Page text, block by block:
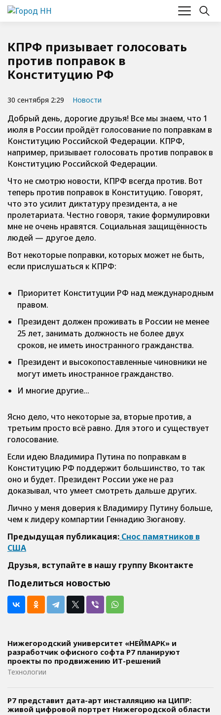
КПРФ призывает голосовать
против поправок в
Конституцию РФ
30 сентября 2:29 Новости
Добрый день, дорогие друзья! Все мы знаем, что 1
июля в России пройдёт голосование по поправкам в
Конституцию Российской Федерации. КПРФ,
например, призывает голосовать против поправок в
Конституцию Российской Федерации.
Что не смотрю новости, КПРФ всегда против. Вот
теперь против поправок в Конституцию. Говорят,
что это усилит диктатуру президента, а не
пролетариата. Честно говоря, такие формулировки
мне не очень нравятся. Социальная защищённость
людей — другое дело.
Вот некоторые поправки, которых может не быть,
если прислушаться к КПРФ:
Приоритет Конституции РФ над международным
правом.
Президент должен проживать в России не менее
25 лет, занимать должность не более двух
сроков, не иметь иностранного гражданства.
Президент и высокопоставленные чиновники не
могут иметь иностранное гражданство.
И многие другие…
Ясно дело, что некоторые за, вторые против, а
третьим просто всё равно. Для этого и существует
голосование.
Если идею Владимира Путина по поправкам в
Конституцию РФ поддержит большинство, то так
оно и будет. Президент России уже не раз
доказывал, что умеет смотреть дальше других.
Лично у меня доверия к Владимиру Путину больше,
чем к лидеру компартии Геннадию Зюганову.
Предыдущая публикация: Снос памятников в
США
Друзья, вступайте в нашу группу Вконтакте
Поделиться новостью
Нижегородский университет «НЕЙМАРК» и
разработчик офисного софта P7 планируют
проекты по продвижению ИТ-решений
Технологии
Р7 представит дата-арт инсталляцию на ЦИПР:
живой цифровой портрет Нижегородской области